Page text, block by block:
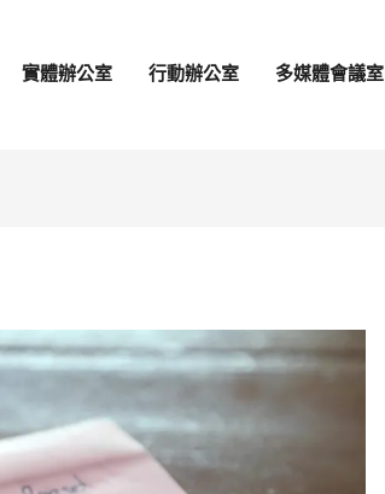
實體辦公室 行動辦公室 多媒體會議室